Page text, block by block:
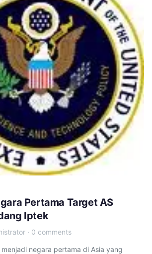
Pertama Target AS
Iptek
· 0 comments
negara pertama di Asia yang